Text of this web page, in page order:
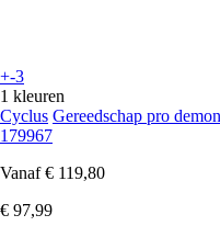
+-3
1 kleuren
Cyclus Gereedschap pro
179967
Vanaf € 119,80
€ 97,99